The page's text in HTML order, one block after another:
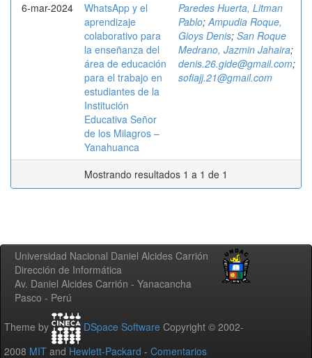
6-mar-2024
WhatsApp y el
aprendizaje
colaborativo para
la enseñanza del
área de educación
para el trabajo en
estudiantes de la
Institución
Educativa Señor
de los Milagros –
Yanahuanca
Paredes Huerta, Litman
Pablo;Ampudia Roque,
Gioys Denis; San Roque
Medrano, Jazmin Jahaira;
denis.26.gide@gmail.com;
sofiajj.21@gmail.com
Mostrando resultados 1 a 1 de 1
Universidad Nacional Daniel Alcides Carrión
Dirección de Informática
Av. Daniel Alcides Carrión - Yanacancha
Pasco - Perú
Theme by DSpace Software Copyright © 2002-
2008 MIT and Hewlett-Packard - Comentarios